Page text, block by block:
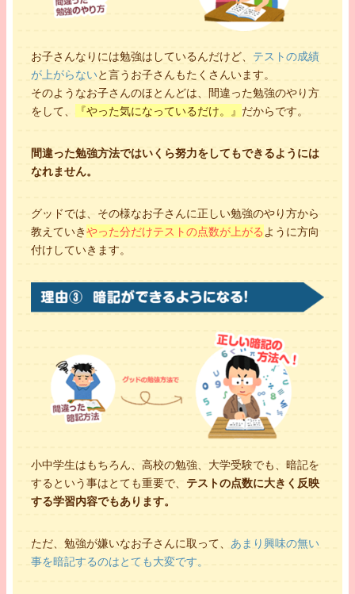
お子さんなりには勉強はしているんだけど、 テストの成績
が上がらないと言うお子さんもたくさんいます。
そのようなお子さんのほとんどは、間違った勉強のやり方
をして、
『やった気になっているだけ。』 だからです。
間違った勉強方法ではいくら努力をしてもできるようには
なれません。
グッドでは、その様なお子さんに正しい勉強のやり方から
教えていきやった分だけテストの点数が上がる ように方向
付けしていきます。
小中学生はもちろん、高校の勉強、大学受験でも、暗記を
するという事はとても重要で、 テストの点数に大きく反映
する学習内容でもあります。
ただ、勉強が嫌いなお子さんに取って、 あまり興味の無い
事を暗記するのはとても大変です。